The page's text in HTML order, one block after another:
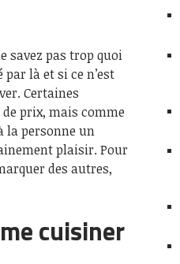
savez pas trop quoi
là et si ce n’est
Certaines
prix, mais comme
la personne un
plaisir. Pour
des autres,
cuisiner